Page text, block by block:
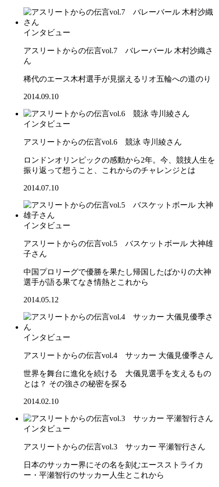
インタビュー
アスリートからの伝言vol.7 バレーバール 木村沙織さ
ん
稀代のエース木村選手が見据えるリオ五輪への道のり
2014.09.10
インタビュー
アスリートからの伝言vol.6 競泳 寺川綾さん
ロンドンオリンピックの感動から2年。今、競技人生を
振り返って想うこと、これからのチャレンジとは
2014.07.10
インタビュー
アスリートからの伝言vol.5 バスケットボール 大神雄
子さん
中国プロリーグで優勝を果たし帰国したばかりの大神
選手が語る果てなき情熱とこれから
2014.05.12
インタビュー
アスリートからの伝言vol.4 サッカー 大儀見優季さん
世界を舞台に進化を続ける 大儀見選手を支えるもの
とは？ その強さの秘密を探る
2014.02.10
インタビュー
アスリートからの伝言vol.3 サッカー 平瀬智行さん
日本のサッカー界にその名を刻むエースストライカ
ー・平瀬智行のサッカー人生とこれから